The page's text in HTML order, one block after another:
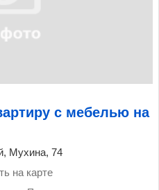
с мебелью на
Мухина, 74
на карте